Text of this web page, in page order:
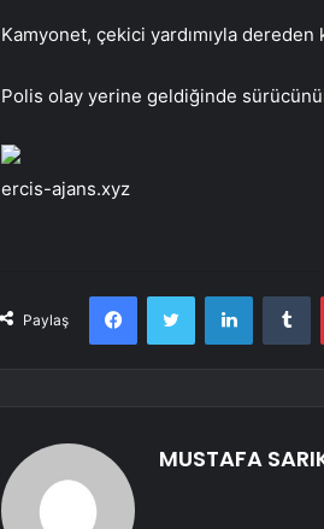
Kamyonet, çekici yardımıyla dereden
Polis olay yerine geldiğinde
ercis-ajans.xyz
Paylaş
FacebookTwitter LinkedIn
MUSTAFA